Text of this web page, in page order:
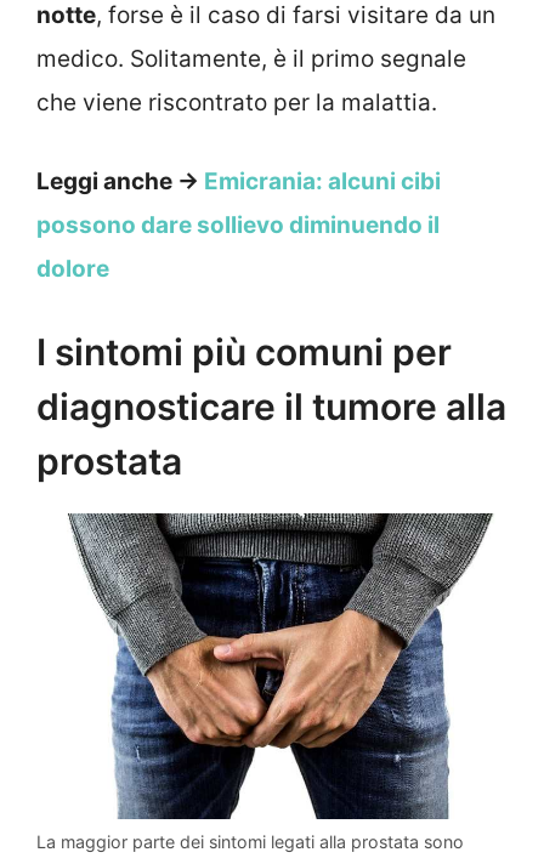
notte, forse è il caso di farsi visitare da un
medico. Solitamente, è il primo segnale
che viene riscontrato per la malattia.
Leggi anche → Emicrania: alcuni cibi
possono dare sollievo diminuendo il
dolore
I sintomi più comuni per
diagnosticare il tumore alla
prostata
La maggior parte dei sintomi legati alla prostata sono